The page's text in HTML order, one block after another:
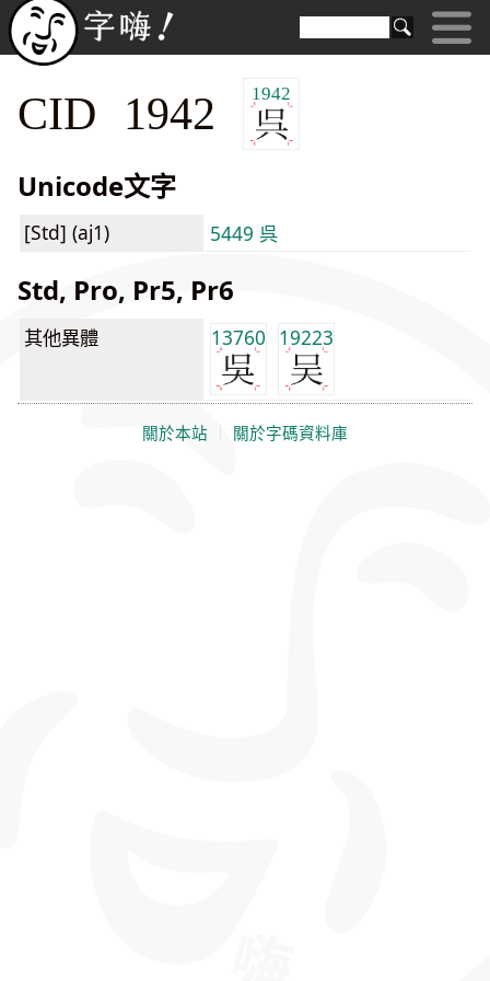
CID 1942 1942
Unicode文字
[Std] (aj1) 5449 呉
Std, Pro, Pr5, Pr6
其他異體 13760 19223
關於本站 關於字碼資料庫